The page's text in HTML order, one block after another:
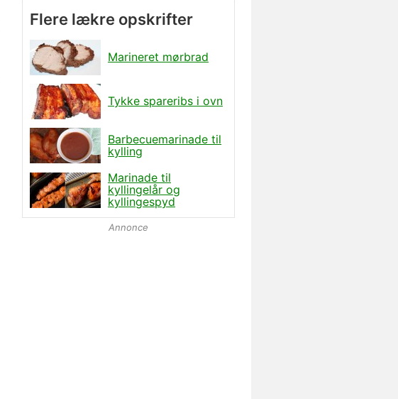
Flere lækre opskrifter
Marineret mørbrad
Tykke spareribs i ovn
Barbecuemarinade til
kylling
Marinade til
kyllingelår og
kyllingespyd
Annonce